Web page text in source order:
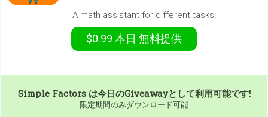
A math assistant for different tasks.
$0.99本日 無料提供
Simple Factorsは今日のGiveawayとして利用可能です!
限定期間のみダウンロード可能